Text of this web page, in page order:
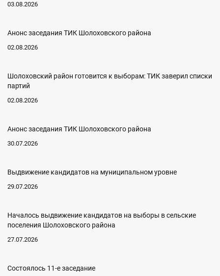
03.08.2026
Анонс заседания ТИК Шолоховского района
02.08.2026
Шолоховский район готовится к выборам: ТИК заверил списки
партий
02.08.2026
Анонс заседания ТИК Шолоховского района
30.07.2026
Выдвижение кандидатов на муниципальном уровне
29.07.2026
Началось выдвижение кандидатов на выборы в сельские
поселения Шолоховского района
27.07.2026
Состоялось 11-е заседание